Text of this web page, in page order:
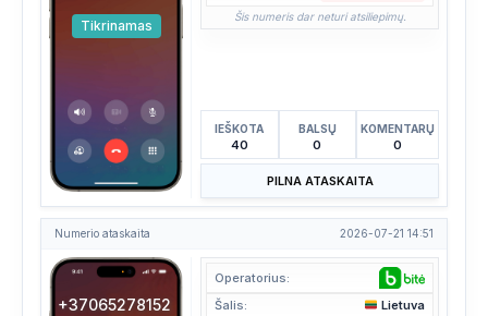
Tikrinamas
Šis numeris dar neturi atsiliepimų.
IEŠKOTA
40
BALSŲ
0
KOMENTARŲ
0
PILNA ATASKAITA
Numerio ataskaita 2026-07-21 14:51
+37065278152
Operatorius:
Šalis:
Lietuva